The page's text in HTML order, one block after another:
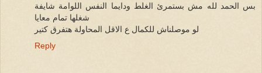
بس الحمد لله مش بستمرئ الغلط ودايما النفس اللوامة شايفة
شغلها تمام معايا
لو موصلناش للكمال ع الاقل المحاولة هتفرق كتير
Reply